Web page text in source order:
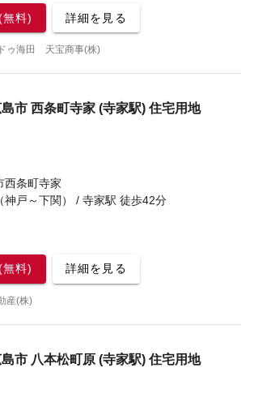
料) 詳細を見る
ゥ海田 天宝商事(株)
市 西条町寺家 (寺家駅) 住宅用地
西条町寺家
神戸～下関） / 寺家駅 徒歩42分
料) 詳細を見る
産(株)
市 八本松町原 (寺家駅) 住宅用地